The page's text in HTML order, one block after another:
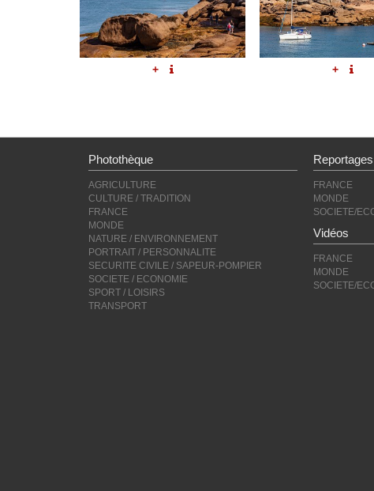
+ +
Photothèque
AGRICULTURE
CULTURE / TRADITION
FRANCE
MONDE
NATURE / ENVIRONNEMENT
PORTRAIT / PERSONNALITE
SECURITE CIVILE / SAPEUR-POMPIER
SOCIETE / ECONOMIE
SPORT / LOISIRS
TRANSPORT
Reportages
FRANCE
MONDE
SOCIETE/
Vidéos
FRANCE
MONDE
SOCIETE/